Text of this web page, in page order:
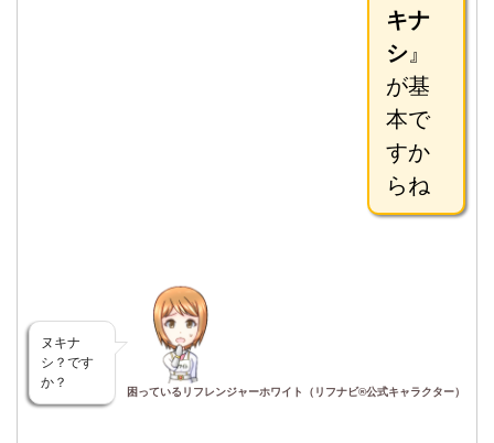
キナ
シ 』
が基
本で
すか
らね
ヌキナ
シ？です
か？
困っているリフレンジャーホワイト（リフナビ®公式キャラクター）